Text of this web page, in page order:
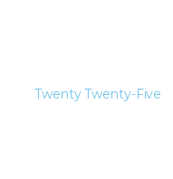
Twenty Twenty-Five